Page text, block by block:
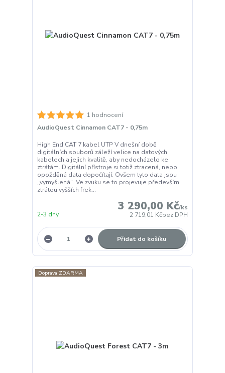
1 hodnocení
AudioQuest Cinnamon CAT7 - 0,75m
High End CAT 7 kabel UTP V dnešní době
digitálních souborů záleží velice na datových
kabelech a jejich kvalitě, aby nedocházelo ke
ztrátám. Digitální přístroje si totiž ztracená, nebo
opožděná data dopočítají. Ovšem tyto data jsou
,,vymyšlená". Ve zvuku se to projevuje především
ztrátou vyšších frek...
3 290,00 Kč/ks
2 719,01 Kčbez DPH
2-3 dny
Přidat do košíku
Doprava ZDARMA